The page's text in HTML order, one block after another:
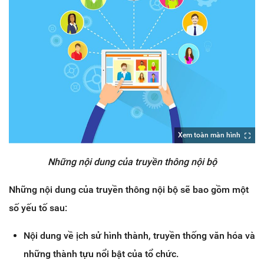
Xem toàn màn hình
Những nội dung của truyền thông nội bộ
Những nội dung của truyền thông nội bộ sẽ bao gồm một
số yếu tố sau:
Nội dung về ịch sử hình thành, truyền thống văn hóa và
những thành tựu nổi bật của tổ chức.